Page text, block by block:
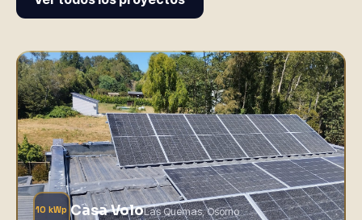
10 kWp Casa VoloLas Quemas, Osorno